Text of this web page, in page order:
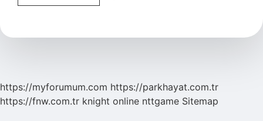
Kaplamak
Metre
https://myforumum.com https://parkhayat.com.tr
https://fnw.com.tr knight online nttgame Sitemap